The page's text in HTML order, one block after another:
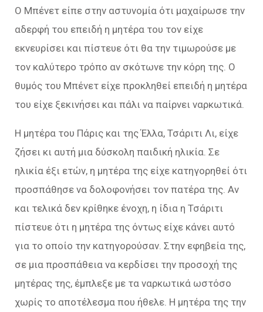
Ο Μπένετ είπε στην αστυνομία ότι μαχαίρωσε την
αδερφή του επειδή η μητέρα του τον είχε
εκνευρίσει και πίστευε ότι θα την τιμωρούσε με
τον καλύτερο τρόπο αν σκότωνε την κόρη της. Ο
θυμός του Μπένετ είχε προκληθεί επειδή η μητέρα
του είχε ξεκινήσει και πάλι να παίρνει ναρκωτικά.
Η μητέρα του Πάρις και της Έλλα, Τσάριτι Λι, είχε
ζήσει κι αυτή μια δύσκολη παιδική ηλικία. Σε
ηλικία έξι ετών, η μητέρα της είχε κατηγορηθεί ότι
προσπάθησε να δολοφονήσει τον πατέρα της. Αν
και τελικά δεν κρίθηκε ένοχη, η ίδια η Τσάριτι
πίστευε ότι η μητέρα της όντως είχε κάνει αυτό
για το οποίο την κατηγορούσαν. Στην εφηβεία της,
σε μια προσπάθεια να κερδίσει την προσοχή της
μητέρας της, έμπλεξε με τα ναρκωτικά ωστόσο
χωρίς το αποτέλεσμα που ήθελε. Η μητέρα της την